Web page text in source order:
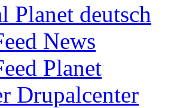
Planet deutsch
News
Planet
Drupalcenter